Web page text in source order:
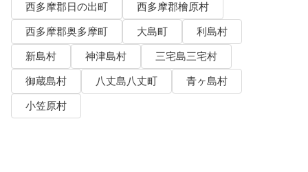
西多摩郡日の出町
西多摩郡檜原村
西多摩郡奥多摩町
大島町
利島村
新島村
神津島村
三宅島三宅村
御蔵島村
八丈島八丈町
青ヶ島村
小笠原村